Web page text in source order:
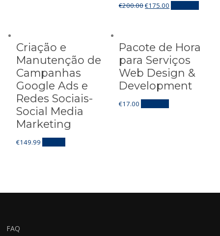
€200.00€175.00
Criação e
Manutenção de
Campanhas
Google Ads e
Redes Sociais-
Social Media
Marketing
€149.99
Pacote de Hora
para Serviços
Web Design &
Development
€17.00
FAQ